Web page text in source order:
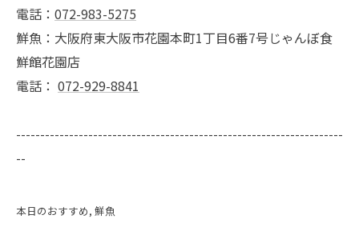
電話： 072-983-5275
鮮魚：大阪府東大阪市花園本町1丁目6番7号じゃんぼ食
鮮館花園店
電話： 072-929-8841
--------------------------------------------------------------------
--
本日のおすすめ 鮮魚